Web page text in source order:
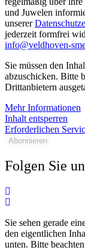
und Juwelen
unserer
jederzeit formfrei
info@veldhoven-
Sie müssen den
abzuschicken. Bitte
Drittanbietern
Mehr Informationen
Inhalt entsperren
Erforderlichen
Abonnieren
Folgen Sie
Sie sehen gerade
den eigentlichen
unten. Bitte